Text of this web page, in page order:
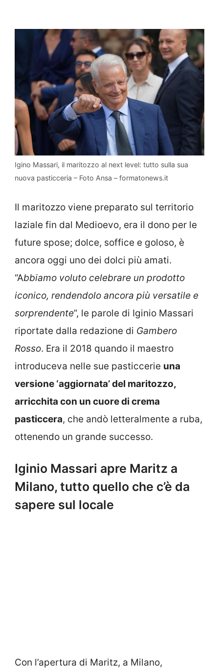
Igino Massari, il maritozzo al next level: tutto sulla sua
nuova pasticceria – Foto Ansa – formatonews.it
Il maritozzo viene preparato sul territorio
laziale fin dal Medioevo, era il dono per le
future spose; dolce, soffice e goloso, è
ancora oggi uno dei dolci più amati.
“Abbiamo voluto celebrare un prodotto
iconico, rendendolo ancora più versatile e
sorprendente”, le parole di Iginio Massari
riportate dalla redazione di Gambero
Rosso. Era il 2018 quando il maestro
introduceva nelle sue pasticcerie una
versione ‘aggiornata’ del maritozzo,
arricchita con un cuore di crema
pasticcera, che andò letteralmente a ruba,
ottenendo un grande successo.
Iginio Massari apre Maritz a
Milano, tutto quello che c’è da
sapere sul locale
Con l’apertura di Maritz, a Milano,